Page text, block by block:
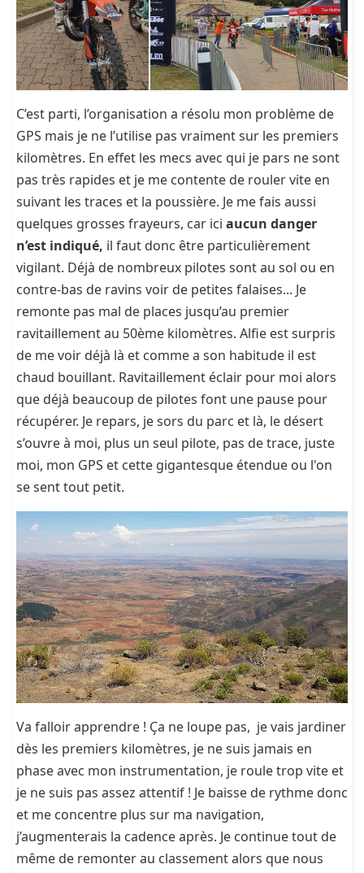
C’est parti, l’organisation a résolu mon problème de
GPS mais je ne l’utilise pas vraiment sur les premiers
kilomètres. En effet les mecs avec qui je pars ne sont
pas très rapides et je me contente de rouler vite en
suivant les traces et la poussière. Je me fais aussi
quelques grosses frayeurs, car ici aucun danger
n’est indiqué, il faut donc être particulièrement
vigilant. Déjà de nombreux pilotes sont au sol ou en
contre-bas de ravins voir de petites falaises... Je
remonte pas mal de places jusqu’au premier
ravitaillement au 50ème kilomètres. Alfie est surpris
de me voir déjà là et comme a son habitude il est
chaud bouillant. Ravitaillement éclair pour moi alors
que déjà beaucoup de pilotes font une pause pour
récupérer. Je repars, je sors du parc et là, le désert
s’ouvre à moi, plus un seul pilote, pas de trace, juste
moi, mon GPS et cette gigantesque étendue ou l'on
se sent tout petit.
Va falloir apprendre ! Ça ne loupe pas, je vais jardiner
dès les premiers kilomètres, je ne suis jamais en
phase avec mon instrumentation, je roule trop vite et
je ne suis pas assez attentif ! Je baisse de rythme donc
et me concentre plus sur ma navigation,
j’augmenterais la cadence après. Je continue tout de
même de remonter au classement alors que nous